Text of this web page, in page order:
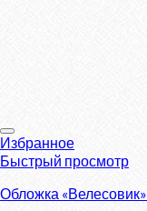
Избранное
Быстрый просмотр
Обложка «Велесовик»